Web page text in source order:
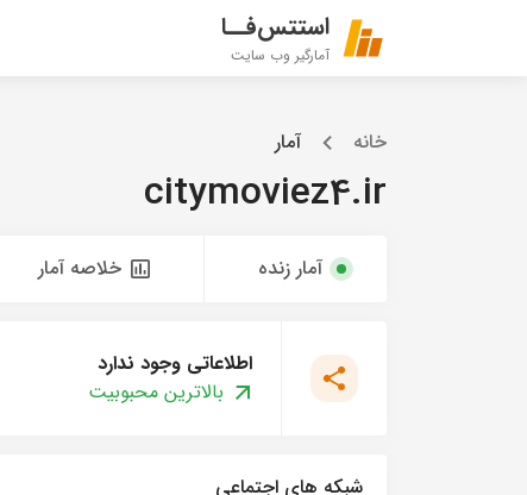
استتس‌فــا
آمارگیر وب سایت
خانه آمار
citymoviez4.ir
آمار زنده خلاصه آمار
اطلاعاتی وجود ندارد
بالاترین محبوبیت
شبکه های اجتماعی